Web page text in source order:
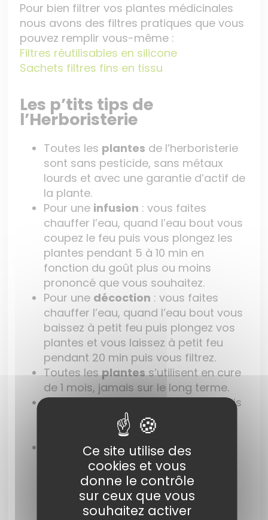
Pour bien filtrer vos plantes médicinales
nous avons des filtres pratiques que vous
pouvez remplir vous-même :
Filtres réutilisables en silicone
Sachets filtres fins en tissu
Les p’tits tips de
l’Herboristerie
Toutes les plantes de l’herboristerie
sont sans pesticide, sans métaux
lourds et avec une garantie d’actif de
la plante.
Pour une infusion : vous faites
chauffer l’eau, quand l’eau bout vous
coupez le feu puis vous plongez les
plantes pendant 5 à 10 min en
fonction du goût plus ou moins
prononcé que vous souhaitez.
Pour une décoction : vous faites
chauffer l’eau, quand l’eau bout vous
baissez à petit feu puis plongez vos
plantes et vous laissez à petit feu
pendant 20 min puis vous filtrez.
Toutes lesplantess’utilisent en cure
de 1 mois, jamais sur le long terme.
Pensez à détoxifier votre corps 2 fois
par an avec notre tisane detox
l’automne et au printemps.
tisanese fait toujours à partir de
plantes sèches,nous utilisons la
plante fraîchesous forme de
gouttes ou teintures mère: plus
concentrées on ne prendra que
Ce site utilise des
cookies et vous
donne le contrôle
sur ceux que vous
souhaitez activer